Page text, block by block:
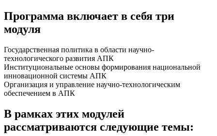
Программа включает в себя три
модуля
Государственная политика в области научно-
технологического развития АПК
Институциональные основы формирования национальной
инновационной системы АПК
Организация и управление научно-технологическим
обеспечением в АПК
В рамках этих модулей
рассматриваются следующие темы: